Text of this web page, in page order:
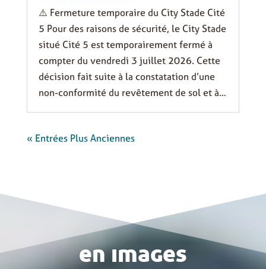
⚠️ Fermeture temporaire du City Stade Cité
5 Pour des raisons de sécurité, le City Stade
situé Cité 5 est temporairement fermé à
compter du vendredi 3 juillet 2026. Cette
décision fait suite à la constatation d’une
non-conformité du revêtement de sol et à…
« Entrées Plus Anciennes
en images